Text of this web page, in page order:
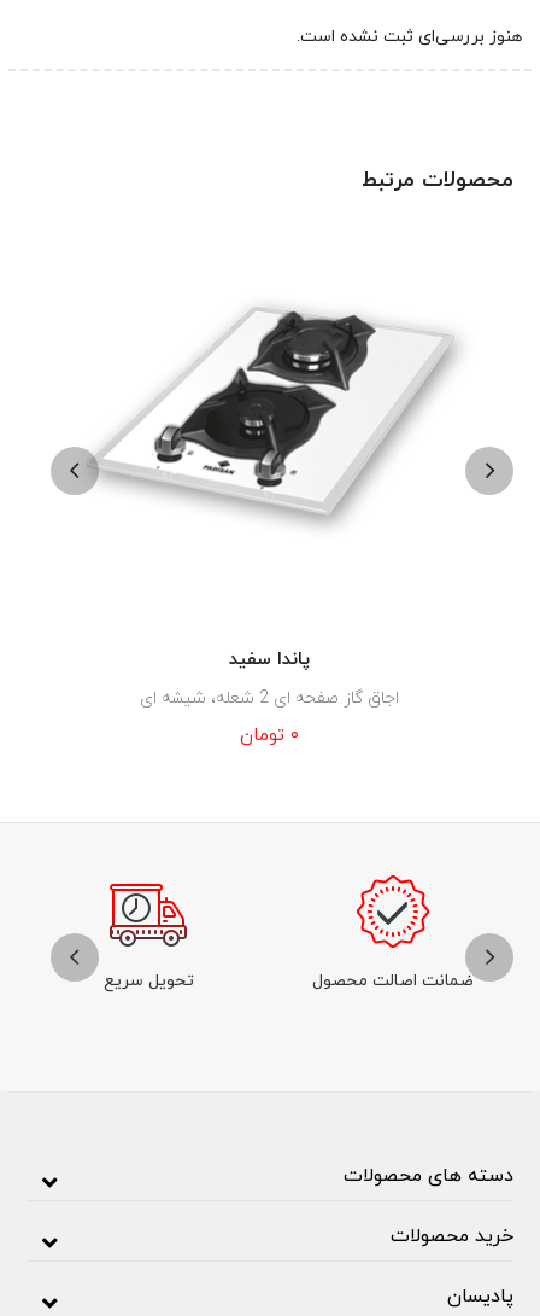
هنوز بررسی‌ای ثبت نشده است.
محصولات مرتبط
پاندا سفید
اجاق گاز صفحه ای 2 شعله، شیشه ای
۰ تومان
ضمانت اصالت محصول تحویل سریع
دسته های محصولات
خرید محصولات
پادیسان